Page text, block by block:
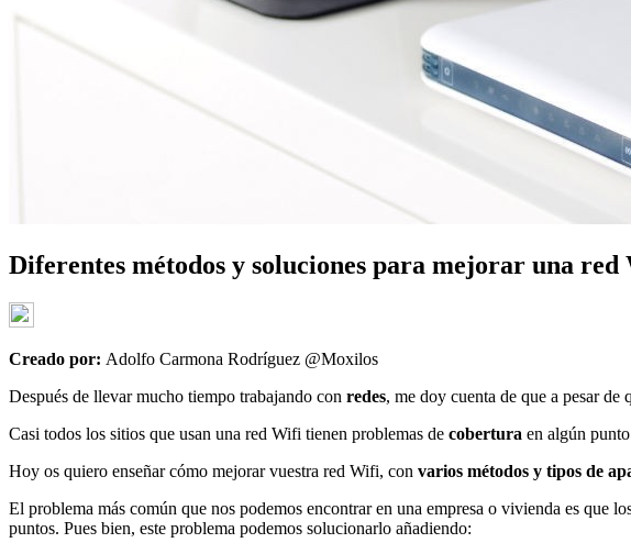
Diferentes métodos y soluciones para mejorar una
Creado por: Adolfo Carmona Rodríguez @Moxilos
Después de llevar mucho tiempo trabajando con redes, me doy cuenta de que a pesar de
Casi todos los sitios que usan una red Wifi tienen problemas de cobertura en algún
Hoy os quiero enseñar cómo mejorar vuestra red Wifi, con varios métodos y tipos de
El problema más común que nos podemos encontrar en una empresa o vivienda es que
puntos. Pues bien, este problema podemos solucionarlo añadiendo: